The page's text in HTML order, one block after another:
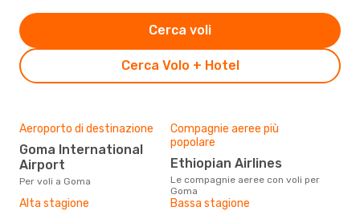
Cerca Volo + Hotel
Cerca voli
Aeroporto di destinazione
Goma International
Airport
Per voli a Goma
Compagnie aeree più
popolare
Ethiopian Airlines
Le compagnie aeree con voli per
Goma
Alta stagione Bassa stagione